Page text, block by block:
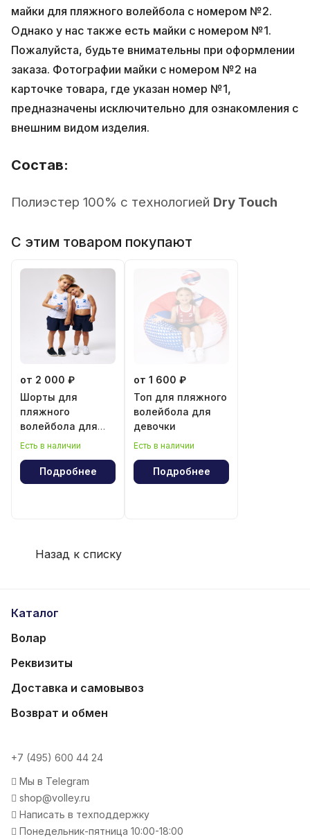
майки для пляжного волейбола с номером №2.
Однако у нас также есть майки с номером №1.
Пожалуйста, будьте внимательны при оформлении
заказа. Фотографии майки с номером №2 на
карточке товара, где указан номер №1,
предназначены исключительно для ознакомления с
внешним видом изделия.
Состав:
Полиэстер 100% с технологией Dry Touch
С этим товаром покупают
от 2 000 ₽
Шорты для
пляжного
волейбола для
мальчика и
Есть в наличии
Подробнее
от 1 600 ₽
Топ для пляжного
волейбола для
девочки
Есть в наличии
Подробнее
Назад к списку
Каталог
Волар
Реквизиты
Доставка и самовывоз
Возврат и обмен
+7 (495) 600 44 24
Мы в Telegram
shop@volley.ru
Написать в техподдержку
Понедельник-пятница 10:00-18:00